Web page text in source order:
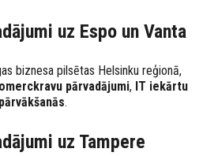
uz Espo un Vanta
biznesa pilsētas Helsinku reģionā,
pārvadājumi, IT iekārtu
.
uz Tampere